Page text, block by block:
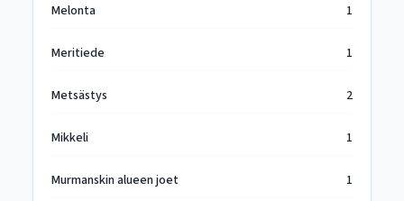
Melonta 1
Meritiede 1
Metsästys 2
Mikkeli 1
Murmanskin alueen joet 1